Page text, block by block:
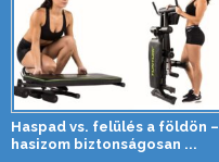
Haspad vs. felülés a földön –
hasizom biztonságosan ...